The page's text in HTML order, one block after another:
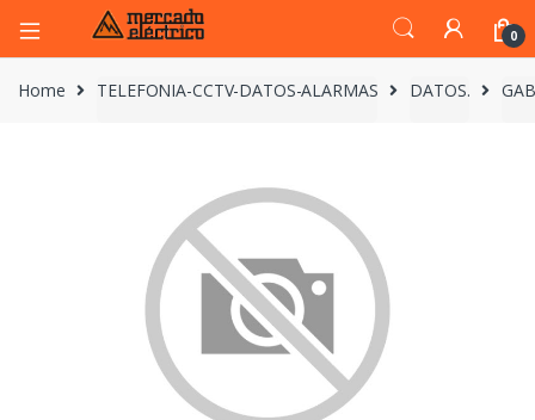
0
Home TELEFONIA-CCTV-DATOS-ALARMAS DATOS.